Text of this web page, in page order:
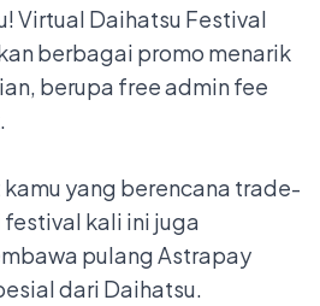
Virtual Daihatsu Festival
berbagai promo menarik
berupa free admin fee
yang berencana trade-
kali ini juga
pulang Astrapay
dari Daihatsu.